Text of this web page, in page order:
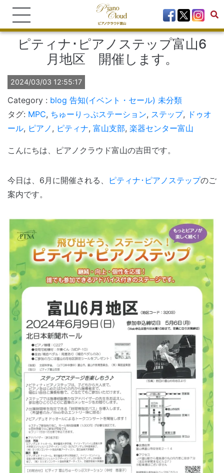
ピティナ･ピアノステップ富山6
月地区 開催します。
2024/03/03 12:55:17
blog 告知(イベント・セール) 未分類
タグ: MPC, ちゅーりっぷステーション, ステップ, ドゥオ
ール, ピアノ , ピティナ, 富山支部, 楽器センター富山
こんにちは、ピアノクラウド富山の吉田です。
今日は、6月に開催される、 ピティナ･ピアノステップのご
案内です。